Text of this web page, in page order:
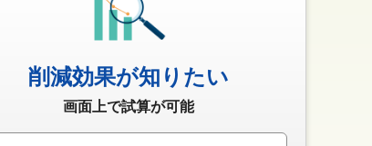
削減効果が知りたい
画面上で試算が可能